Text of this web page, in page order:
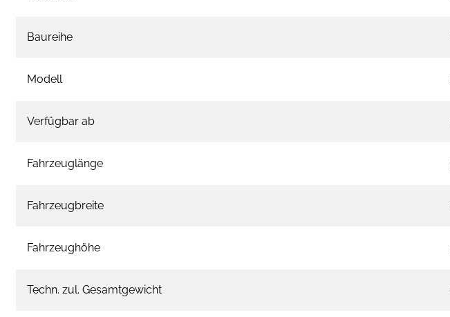
Baureihe
Modell
Verfügbar ab
Fahrzeuglänge
Fahrzeugbreite
Fahrzeughöhe
Techn. zul. Gesamtgewicht